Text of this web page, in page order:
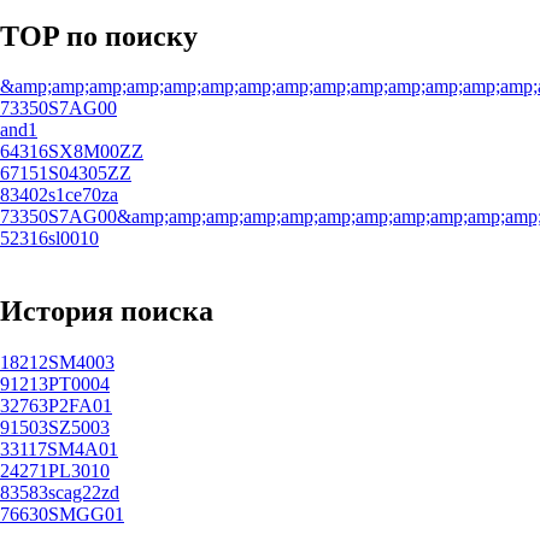
TOP по поиску
73350S7AG00
and1
64316SX8M00ZZ
67151S04305ZZ
83402s1ce70za
52316sl0010
История поиска
18212SM4003
91213PT0004
32763P2FA01
91503SZ5003
33117SM4A01
24271PL3010
83583scag22zd
76630SMGG01